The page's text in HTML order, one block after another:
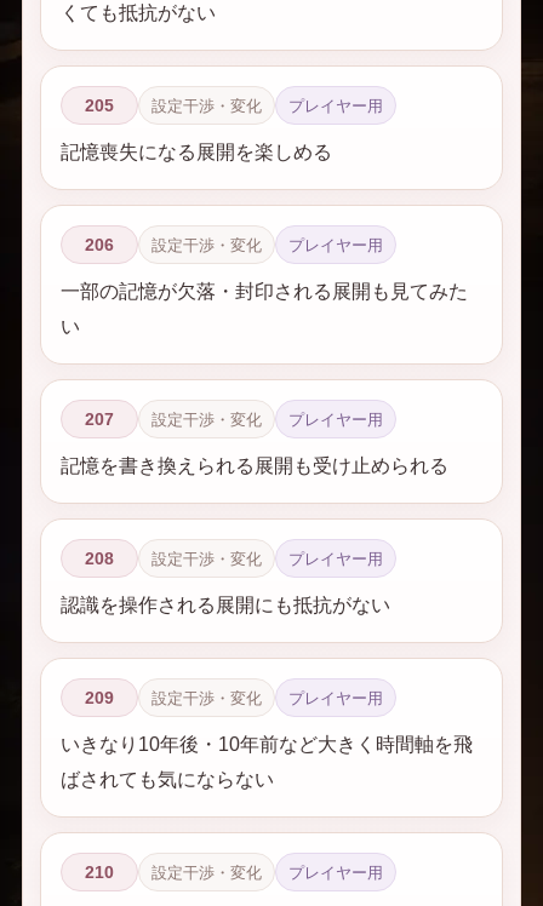
くても抵抗がない
205 設定干渉・変化 プレイヤー用
記憶喪失になる展開を楽しめる
206 設定干渉・変化 プレイヤー用
一部の記憶が欠落・封印される展開も見てみた
い
207 設定干渉・変化 プレイヤー用
記憶を書き換えられる展開も受け止められる
208 設定干渉・変化 プレイヤー用
認識を操作される展開にも抵抗がない
209 設定干渉・変化 プレイヤー用
いきなり10年後・10年前など大きく時間軸を飛
ばされても気にならない
210 設定干渉・変化 プレイヤー用